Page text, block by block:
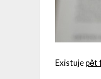
Existujepět